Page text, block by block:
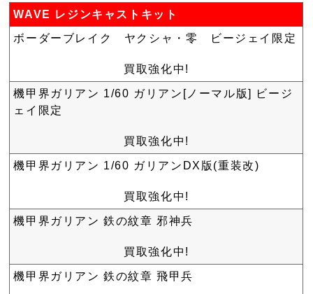
WAVE レジンキャストキット
ボーダーブレイク ヤクシャ・零 ビージェイ限定
買取強化中!
機甲界ガリアン 1/60 ガリアン[ノーマル版] ビージ
ェイ限定
買取強化中!
機甲界ガリアン 1/60 ガリアンDX版(重装改)
買取強化中!
機甲界ガリアン 鉄の紋章 邪神兵
買取強化中!
機甲界ガリアン 鉄の紋章 飛甲兵